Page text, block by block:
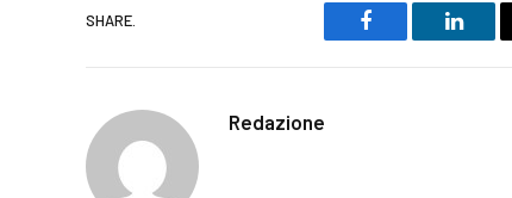
SHARE.
Facebook
Redazione